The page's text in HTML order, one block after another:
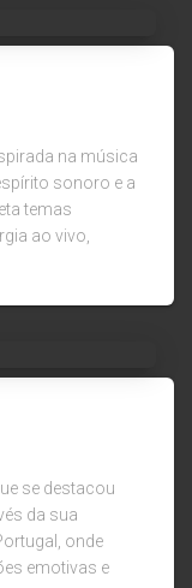
na música
sonoro e a
temas
ao vivo,
se destacou
da sua
onde
emotivas e